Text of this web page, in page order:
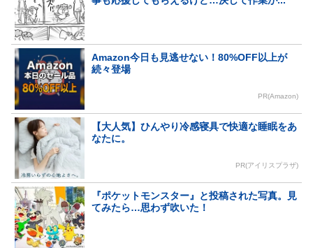
Amazon今日も見逃せない！80%OFF以上が
続々登場
PR(Amazon)
【大人気】ひんやり冷感寝具で快適な睡眠をあ
なたに。
PR(アイリスプラザ)
『ポケットモンスター』と投稿された写真。見
てみたら…思わず吹いた！